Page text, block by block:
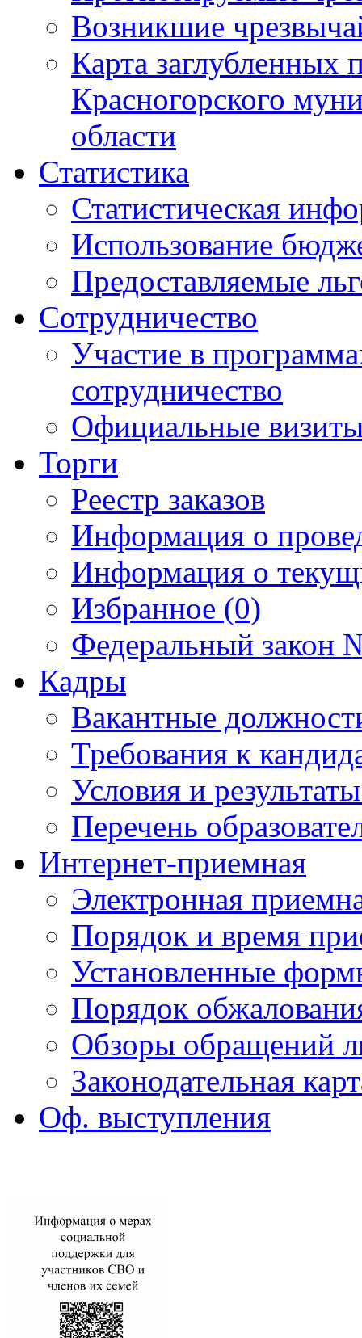
Возникшие
Карта
Красногорского
области
Статистика
Статистическая
Использование
Предоставляемые
Сотрудничество
Участие в
сотрудничество
Официальные
Торги
Реестр заказов
Информация о
Информация о
Избранное (0)
Федеральный закон
Кадры
Вакантные
Требования к
Условия и
Перечень
Интернет-приемная
Электронная
Порядок и время
Установленные
Порядок
Обзоры обращений
Законодательная
Оф. выступления